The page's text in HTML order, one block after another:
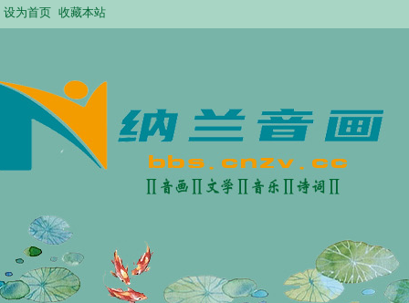
设为首页 收藏本站